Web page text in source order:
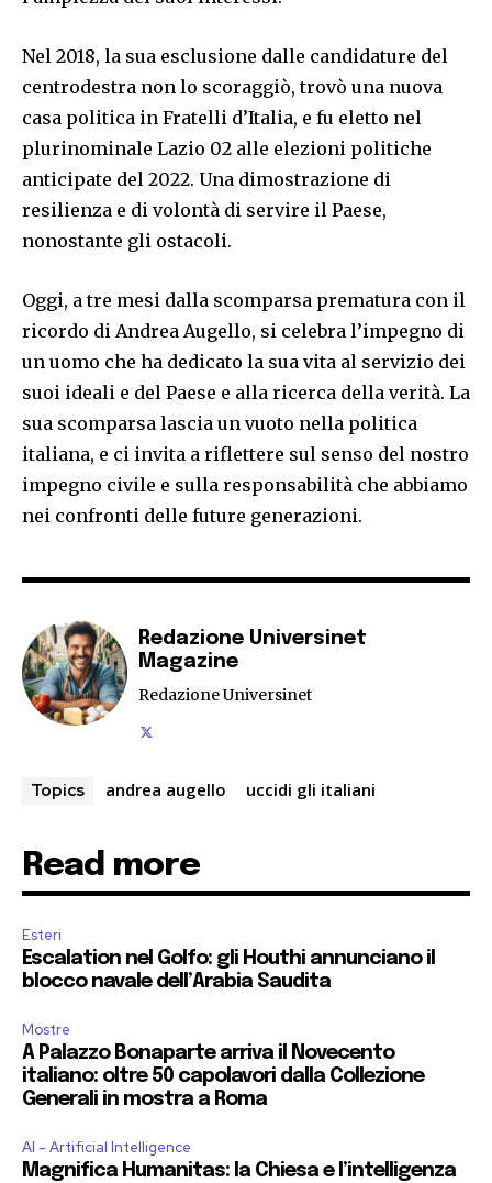
Nel 2018, la sua esclusione dalle candidature del
centrodestra non lo scoraggiò, trovò una nuova
casa politica in Fratelli d’Italia, e fu eletto nel
plurinominale Lazio 02 alle elezioni politiche
anticipate del 2022. Una dimostrazione di
resilienza e di volontà di servire il Paese,
nonostante gli ostacoli.
Oggi, a tre mesi dalla scomparsa prematura con il
ricordo di Andrea Augello, si celebra l’impegno di
un uomo che ha dedicato la sua vita al servizio dei
suoi ideali e del Paese e alla ricerca della verità. La
sua scomparsa lascia un vuoto nella politica
italiana, e ci invita a riflettere sul senso del nostro
impegno civile e sulla responsabilità che abbiamo
nei confronti delle future generazioni.
Redazione Universinet
Magazine
Redazione Universinet
Topics andrea augello uccidi gli italiani
Read more
Esteri
Escalation nel Golfo: gli Houthi annunciano il
blocco navale dell’Arabia Saudita
Mostre
A Palazzo Bonaparte arriva il Novecento
italiano: oltre 50 capolavori dalla Collezione
Generali in mostra a Roma
AI - Artificial Intelligence
Magnifica Humanitas: la Chiesa e l’intelligenza